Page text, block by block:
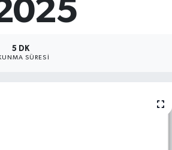
5 DK
SÜRESI